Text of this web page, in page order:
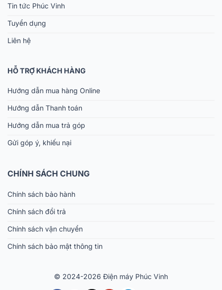
Tin tức Phúc Vinh
Tuyển dụng
Liên hệ
HỖ TRỢ KHÁCH HÀNG
Hướng dẫn mua hàng Online
Hướng dẫn Thanh toán
Hướng dẫn mua trả góp
Gửi góp ý, khiếu nại
CHÍNH SÁCH CHUNG
Chính sách bảo hành
Chính sách đổi trả
Chính sách vận chuyển
Chính sách bảo mật thông tin
© 2024-2026 Điện máy Phúc Vinh